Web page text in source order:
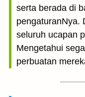
serta berada di
pengaturanNya.
seluruh ucapan
Mengetahui
perbuatan